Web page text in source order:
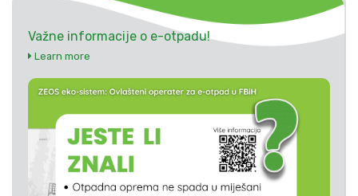
Važne informacije o e-otpadu!
Learn more